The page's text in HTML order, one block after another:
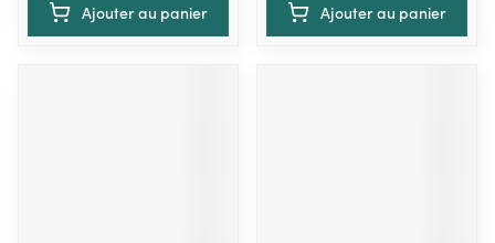
Ajouter au panier Ajouter au panier